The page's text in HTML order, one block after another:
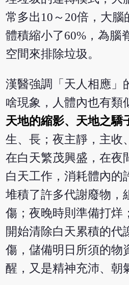
常多出10～20倍，大腦
體積縮小了60%，為腦
空間來排除垃圾。
漢醫強調「天人相應」
啥現象，人體內也有類
天地的縮影、天地之驕
生、長；夜主靜，主收
在白天繁茂興盛，在夜
白天工作，消耗體內的
堆積了許多代謝廢物，
傷；夜晚時則準備打烊
開始清除白天累積的代
傷，儲備明日所須的物
醒，又是精神充沛、朝